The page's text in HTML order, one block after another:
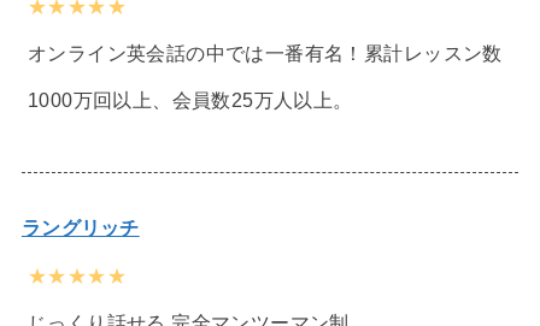
★★★★★
オンライン英会話の中では一番有名！累計レッスン数
1000万回以上、会員数25万人以上。
ラングリッチ
★★★★★